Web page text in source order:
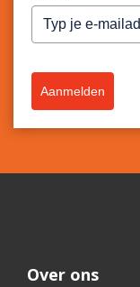
Aanmelden
Over ons